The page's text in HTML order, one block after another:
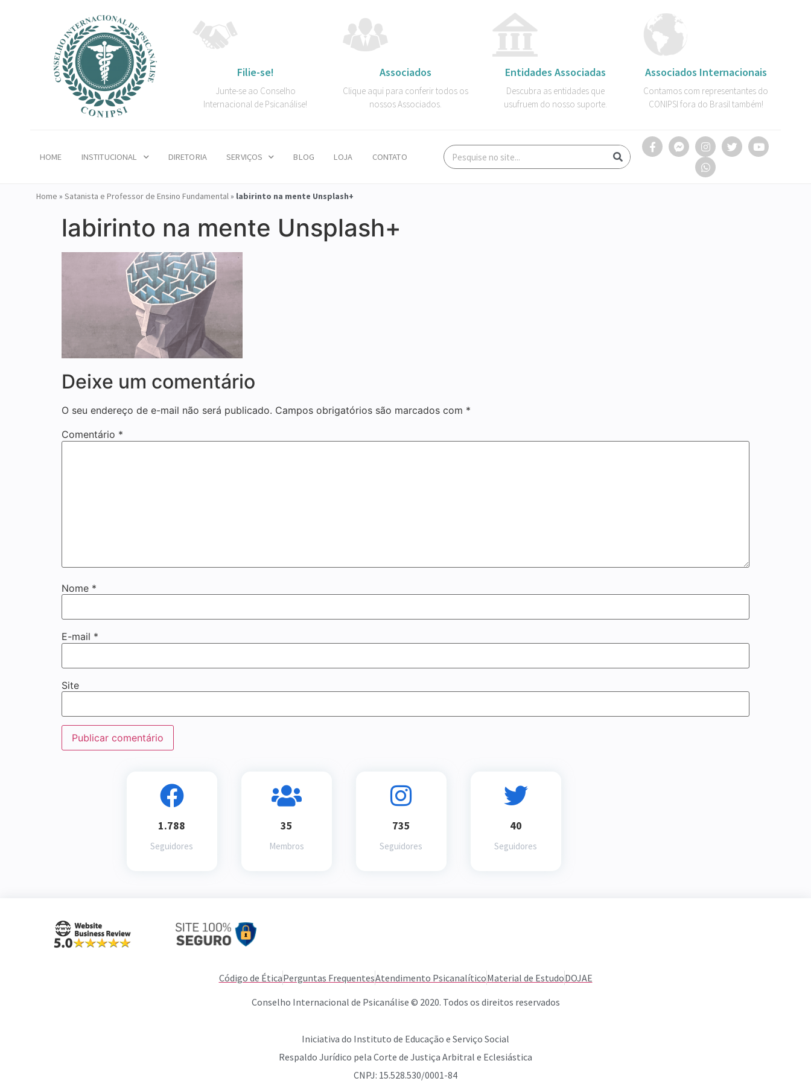
Filie-se!
Junte-se ao Conselho
Internacional de Psicanálise!
Associados
Clique aqui para conferir todos os
nossos Associados.
Entidades Associadas
Descubra as entidades que
usufruem do nosso suporte.
Associados Internacionais
Contamos com representantes do
CONIPSI fora do Brasil também!
HOME INSTITUCIONAL DIRETORIA SERVIÇOS BLOG LOJA CONTATO
Home » Satanista e Professor de Ensino Fundamental» labirinto na mente Unsplash+
labirinto na mente Unsplash+
Deixe um comentário
O seu endereço de e-mail não será publicado. Campos obrigatórios são marcados com *
Comentário *
Nome *
E-mail *
Site
1.788
Seguidores
35
Membros
735
Seguidores
40
Seguidores
Código de ÉticaPerguntas FrequentesAtendimento PsicanalíticoMaterial de EstudoDOJAE
Conselho Internacional de Psicanálise © 2020. Todos os direitos reservados
Iniciativa do Instituto de Educação e Serviço Social
Respaldo Jurídico pela Corte de Justiça Arbitral e Eclesiástica
CNPJ: 15.528.530/0001-84